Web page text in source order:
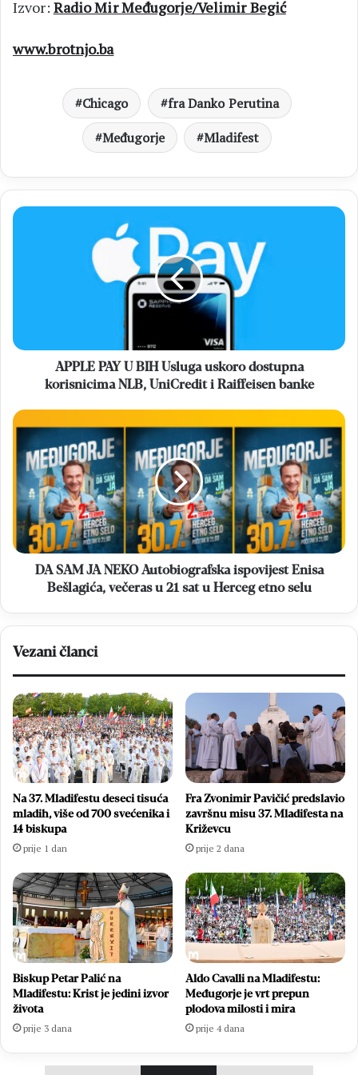
Izvor: Radio Mir Međugorje/Velimir Begić
www.brotnjo.ba
Chicago
fra Danko Perutina
Međugorje
Mladifest
APPLE
NLB,
banke
APPLE PAY U BIH Usluga uskoro dostupna
korisnicima NLB, UniCredit i Raiffeisen banke
DA
SAM
JA
NEKO
Autobiografska
ispovijest
Enisa
Bešlagića,
večeras
etno
DA SAM JA NEKO Autobiografska ispovijest Enisa
Bešlagića, večeras u 21 sat u Herceg etno selu
Vezani članci
Na 37. Mladifestu deseci tisuća
mladih, više od 700 svećenika i
14 biskupa
prije 1 dan
Fra Zvonimir Pavičić predslavio
završnu misu 37. Mladifesta na
Križevcu
prije 2 dana
Biskup Petar Palić na
Mladifestu: Krist je jedini izvor
života
prije 3 dana
Aldo Cavalli na Mladifestu:
Međugorje je vrt prepun
plodova milosti i mira
prije 4 dana